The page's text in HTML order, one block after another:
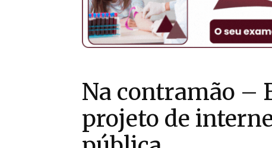
Na contramão –
projeto de